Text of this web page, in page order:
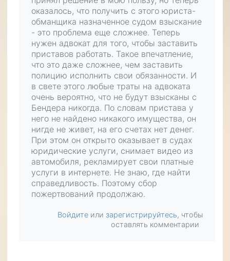
оказалось, что получить с этого юриста-
обманщика назначенное судом взыскание
- это проблема еще сложнее. Теперь
нужен адвокат для того, чтобы заставить
приставов работать. Такое впечатление,
что это даже сложнее, чем заставить
полицию исполнить свои обязанности. И
в свете этого любые траты на адвоката
очень вероятно, что не будут взысканы с
Бендера никогда. По словам пристава у
него не найдено никакого имущества, он
нигде не живет, на его счетах нет денег.
При этом он открыто оказывает в судах
юридические услуги, снимает видео из
автомобиля, рекламирует свои платные
услуги в интернете. Не знаю, где найти
справедливость. Поэтому сбор
пожертвований продолжаю.
Войдите или зарегистрируйтесь, чтобы
оставлять комментарии